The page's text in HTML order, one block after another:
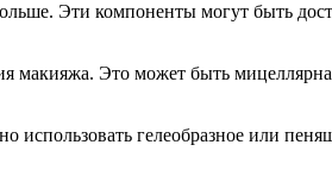
Эти компоненты могут быть
макияжа. Это может быть
гелеобразное или